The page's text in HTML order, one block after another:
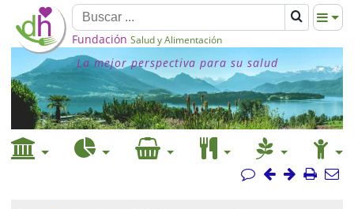
Fundación Salud y Alimentación
La mejor perspectiva para su salud